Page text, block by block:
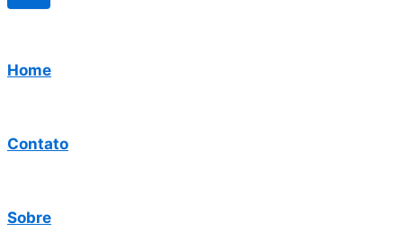
Home
Contato
Sobre